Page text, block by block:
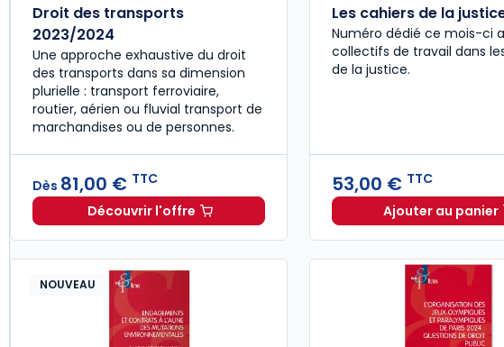
Droit des transports
2023/2024
Une approche exhaustive du droit
des transports dans sa dimension
plurielle : transport ferroviaire,
routier, aérien ou fluvial transport de
marchandises ou de personnes.
Dès 81,00 € TTC
Découvrir l'offreDroit des transports 2023/2024 à partir deDès
Les cahiers de la
Numéro dédié ce mois-ci
collectifs de travail dans
de la justice.
53,00 € TTC
Ajouter au panier
Les
NOUVEAU